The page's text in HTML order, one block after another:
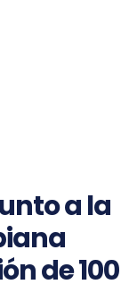
a la
de 100